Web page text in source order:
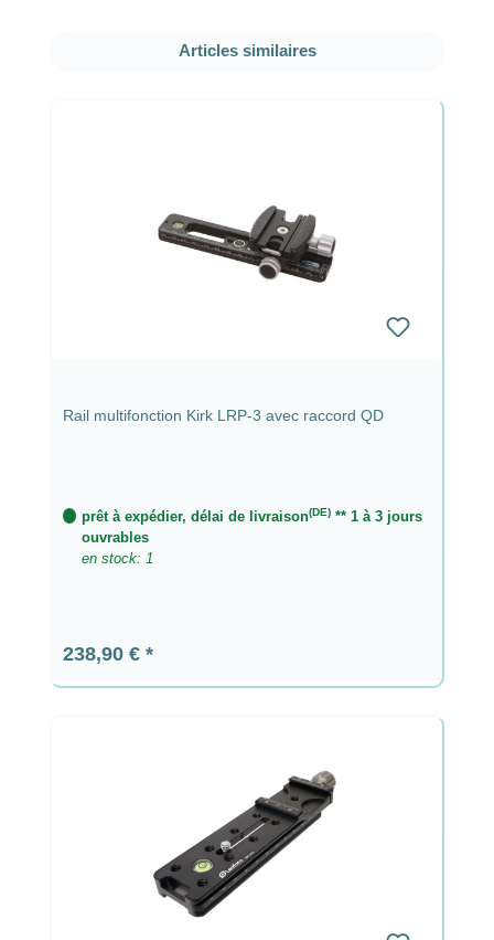
Ignorer la galerie de produits
Articles similaires
Rail multifonction Kirk LRP-3 avec raccord QD
prêt à expédier, délai de livraison(DE)** 1 à 3 jours
ouvrables
en stock: 1
Prix régulier :
238,90 €